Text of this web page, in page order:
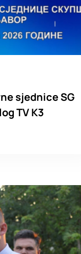
sjednice SG
TV K3